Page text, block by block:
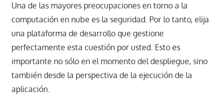
Una de las mayores preocupaciones en torno a la
computación en nube es la seguridad. Por lo tanto, elija
una plataforma de desarrollo que gestione
perfectamente esta cuestión por usted. Esto es
importante no sólo en el momento del despliegue, sino
también desde la perspectiva de la ejecución de la
aplicación.